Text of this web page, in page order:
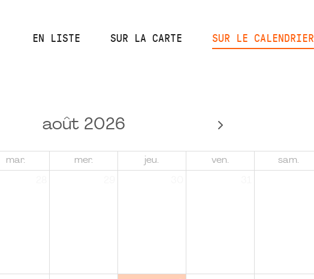
EN LISTE SUR LA CARTE SUR LE CALENDRIER
août 2026
mar. mer. jeu. ven. sam.